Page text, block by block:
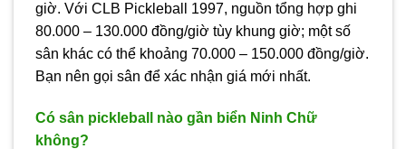
giờ. Với CLB Pickleball 1997, nguồn tổng hợp ghi
80.000 – 130.000 đồng/giờ tùy khung giờ; một số
sân khác có thể khoảng 70.000 – 150.000 đồng/giờ.
Bạn nên gọi sân để xác nhận giá mới nhất.
Có sân pickleball nào gần biển Ninh Chữ
không?